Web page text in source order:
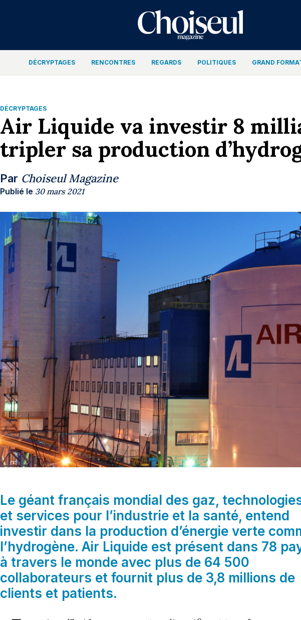
DÉCRYPTAGES RENCONTRES REGARDS POLITIQUES GRAND
DÉCRYPTAGES
Air Liquide va investir 8
tripler sa production
Par Choiseul Magazine
Publié le 30 mars 2021
Le géant français mondial des gaz,
et services pour l’industrie et la santé, entend
investir dans la production d’énergie verte
l’hydrogène. Air Liquide est présent dans 78
à travers le monde avec plus de 64 500
collaborateurs et fournit plus de 3,8 millions de
clients et patients.